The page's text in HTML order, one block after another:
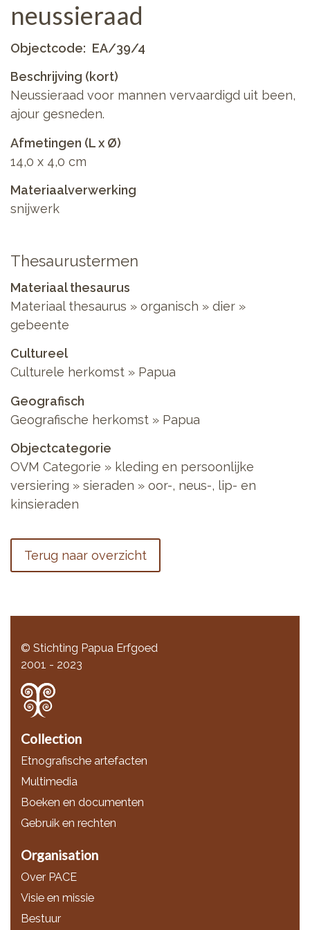
neussieraad
Objectcode
EA/39/4
Beschrijving (kort)
Neussieraad voor mannen vervaardigd uit been,
ajour gesneden.
Afmetingen (L x Ø)
14,0 x 4,0 cm
Materiaalverwerking
snijwerk
Thesaurustermen
Materiaal thesaurus
Materiaal thesaurus » organisch » dier »
gebeente
Cultureel
Culturele herkomst » Papua
Geografisch
Geografische herkomst » Papua
Objectcategorie
OVM Categorie » kleding en persoonlijke
versiering » sieraden » oor-, neus-, lip- en
kinsieraden
Terug naar overzicht
© Stichting Papua Erfgoed
2001 - 2023
Collection
Etnografische artefacten
Multimedia
Boeken en documenten
Gebruik en rechten
Organisation
Over PACE
Visie en missie
Bestuur